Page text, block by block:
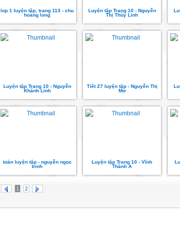
lop 1 luyện tập, trang 113 - chu
hoang long
Luyện tập Trang 10 - Nguyễn
Thị Thùy Linh
Luyện tập Trang 10 - Nguyễn
Khánh Linh
Tiết 27 luyện tập - Nguyễn Thị
Mơ
toán luyện tập - nguyễn ngọc
trinh
Luyện tập Trang 10 - Vĩnh
Thành A
1 2